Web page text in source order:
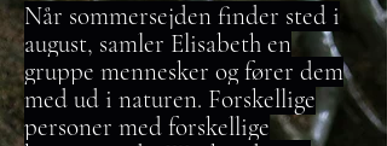
Når sommersejden finder sted i
august, samler Elisabeth en
gruppe mennesker og fører dem
med ud i naturen. Forskellige
personer med forskellige